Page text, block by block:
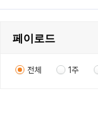
전체 1주